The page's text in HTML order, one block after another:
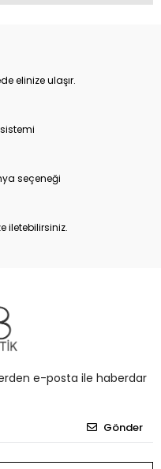
elinize ulaşır.
seçeneği
iletebilirsiniz.
e-posta ile haberdar
Gönder